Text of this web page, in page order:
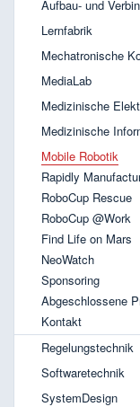
Aufbau- und
Lernfabrik
Mechatronische
MediaLab
Medizinische
Medizinische
Mobile Robotik
Rapidly
RoboCup Rescue
RoboCup @Work
Find Life on Mars
NeoWatch
Sponsoring
Abgeschlossene
Kontakt
Regelungstechnik
Softwaretechnik
SystemDesign